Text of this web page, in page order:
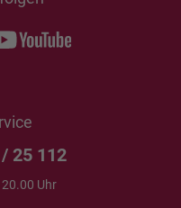
25 112
Uhr